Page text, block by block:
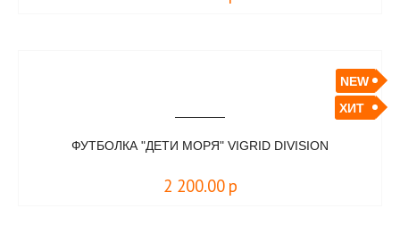
NEW
ХИТ
ФУТБОЛКА "ДЕТИ МОРЯ" VIGRID DIVISION
2 200.00 р